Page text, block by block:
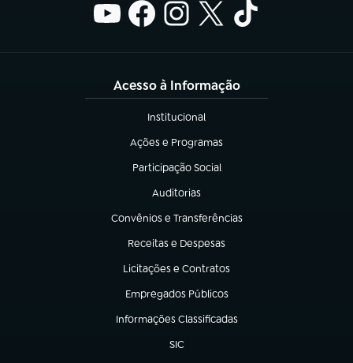
Acesso à Informação
Institucional
(abre em nova aba)
Ações e Programas
(abre em nova aba)
Participação Social
(abre em nova aba)
Auditorias
(abre em nova aba)
Convênios e Transferências
(abre em nova aba)
Receitas e Despesas
(abre em nova aba)
Licitações e Contratos
(abre em nova aba)
Empregados Públicos
(abre em nova aba)
Informações Classificadas
(abre em nova aba)
SIC
(abre em nova aba)